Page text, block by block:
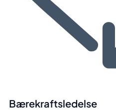
Bærekraftsledelse